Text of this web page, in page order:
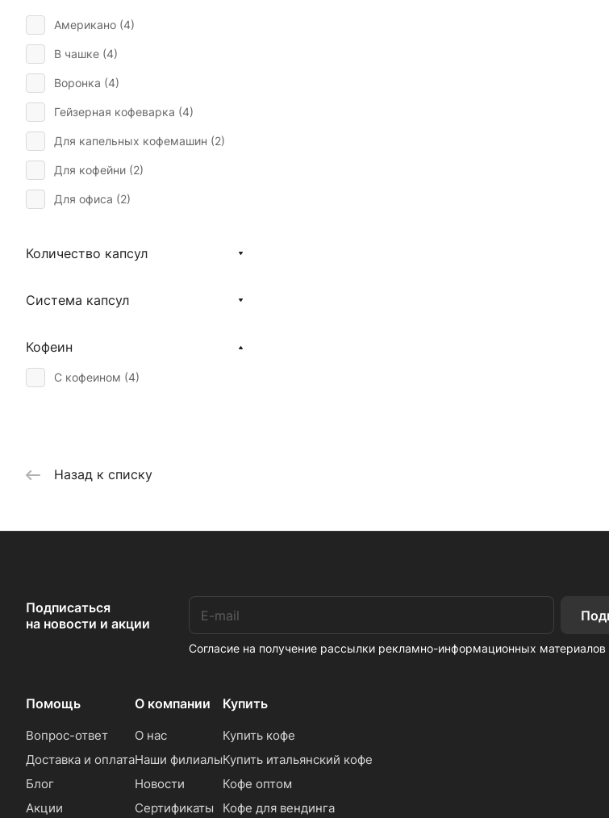
Американо (4)
В чашке (4)
Воронка (4)
Гейзерная кофеварка (4)
Для капельных кофемашин (2)
Для кофейни (2)
Для офиса (2)
Мокко (2 )
Френч-пресс (
Эспрессо ( 4 )
Количество капсул
Система капсул
Кофеин
С кофеином (4)
Назад к списку
Подписаться
на новости и акции
Согласие на получение рассылки рекламно-информационных материалов
Помощь
Вопрос-ответ
Доставка и оплата
Блог
Акции
О компании
О нас
Наши филиалы
Новости
Сертификаты
Купить
Купить кофе
Купить итальянский кофе
Кофе оптом
Кофе для вендинга